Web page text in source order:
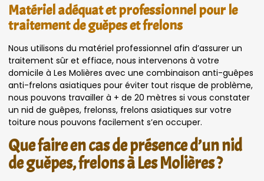
Matériel adéquat et professionnel pour le
traitement de guêpes et frelons
Nous utilisons du matériel professionnel afin d’assurer un
traitement sûr et effiace, nous intervenons à votre
domicile à Les Molières avec une combinaison anti-guêpes
anti-frelons asiatiques pour éviter tout risque de problème,
nous pouvons travailler à + de 20 mètres si vous constater
un nid de guêpes, frelonss, frelons asiatiques sur votre
toiture nous pouvons facilement s’en occuper.
Que faire en cas de présence d’un nid
de guêpes, frelons à Les Molières ?